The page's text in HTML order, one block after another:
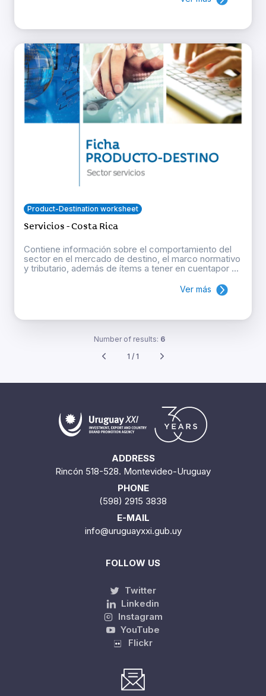
Product-Destination worksheet
Servicios - Costa Rica
Contiene información sobre el comportamiento del
sector en el mercado de destino, el marco normativo
y tributario, además de ítems a tener en cuentapor ...
Ver más
Number of results: 6
1 / 1
ADDRESS
Rincón 518-528. Montevideo-Uruguay
PHONE
(598) 2915 3838
E-MAIL
info@uruguayxxi.gub.uy
FOLLOW US
Twitter
Linkedin
Instagram
YouTube
Flickr